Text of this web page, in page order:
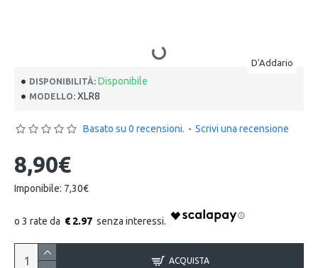
DISPONIBILITÀ: Disponibile
MODELLO: XLR8
D'Addario
Basato su 0 recensioni. - Scrivi una recensione
8,90€
Imponibile: 7,30€
€ 2.97
ACQUISTA